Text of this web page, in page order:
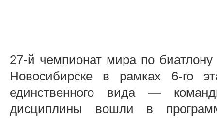
27-й чемпионат мира по
Новосибирске в рамках 6-го
единственного вида —
дисциплины вошли в